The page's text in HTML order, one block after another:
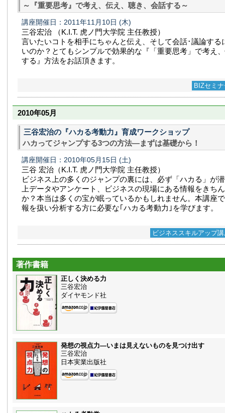
～『重要思考』で考え、伝え、聴き、会話する～
講座開催日：2011年11月10日 (木)
三谷宏治 （K.I.T. 虎ノ門大学院 主任教授）
言いたいコトを相手にちゃんと伝え、そして会話･議論する
いのか？とてもシンプルで効果的な『「重要思考」で考え
する』方法をお話頂きます。
BIZセミ
2010年05月
三谷宏治の『ハカる考動力』育成ワークショップ
ハカってジャンプする3つの方法—まずは基礎から！
講座開催日：2010年05月15日 (土)
三谷 宏治（K.I.T. 虎ノ門大学院 主任教授）
ビジネス上の多くのジャンプの裏には、必ず「ハカる」が
上データやアンケート、ビジネスの現場にある情報をきち
か？本当は多くの宝が眠っているかもしれません。本講座
報を扱い分析する方に必要な｢ハカる考動力｣を学びます。
ビジネススキルアップ
著作書籍
正しく決める力
三谷宏治
ダイヤモンド社
発想の視点力—いまは見えないものを見つけ出す
三谷宏治
日本実業出版社